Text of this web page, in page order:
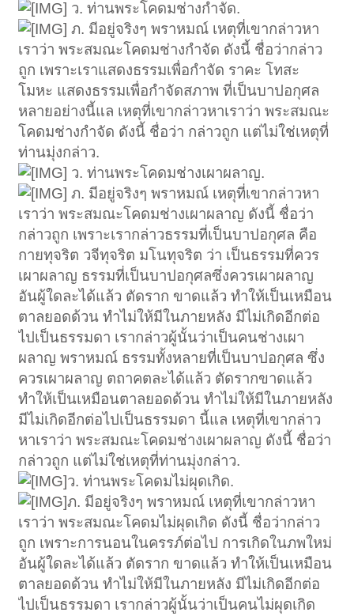
ว. ท่านพระโคดมช่างกำจัด.
ภ. มีอยู่จริงๆ พราหมณ์ เหตุที่เขากล่าวหา
เราว่า พระสมณะโคดมช่างกำจัด ดังนี้ ชื่อว่ากล่าว
ถูก เพราะเราแสดงธรรมเพื่อกำจัด ราคะ โทสะ
โมหะ แสดงธรรมเพื่อกำจัดสภาพ ที่เป็นบาปอกุศล
หลายอย่างนี้แล เหตุที่เขากล่าวหาเราว่า พระสมณะ
โคดมช่างกำจัด ดังนี้ ชื่อว่า กล่าวถูก แต่ไม่ใช่เหตุที่
ท่านมุ่งกล่าว.
ว. ท่านพระโคดมช่างเผาผลาญ.
ภ. มีอยู่จริงๆ พราหมณ์ เหตุที่เขากล่าวหา
เราว่า พระสมณะโคดมช่างเผาผลาญ ดังนี้ ชื่อว่า
กล่าวถูก เพราะเรากล่าวธรรมที่เป็นบาปอกุศล คือ
กายทุจริต วจีทุจริต มโนทุจริต ว่า เป็นธรรมที่ควร
เผาผลาญ ธรรมที่เป็นบาปอกุศลซึ่งควรเผาผลาญ
อันผู้ใดละได้แล้ว ตัดราก ขาดแล้ว ทำให้เป็นเหมือน
ตาลยอดด้วน ทำไม่ให้มีในภายหลัง มีไม่เกิดอีกต่อ
ไปเป็นธรรมดา เรากล่าวผู้นั้นว่าเป็นคนช่างเผา
ผลาญ พราหมณ์ ธรรมทั้งหลายที่เป็นบาปอกุศล ซึ่ง
ควรเผาผลาญ ตถาคตละได้แล้ว ตัดรากขาดแล้ว
ทำให้เป็นเหมือนตาลยอดด้วน ทำไม่ให้มีในภายหลัง
มีไม่เกิดอีกต่อไปเป็นธรรมดา นี้แล เหตุที่เขากล่าว
หาเราว่า พระสมณะโคดมช่างเผาผลาญ ดังนี้ ชื่อว่า
กล่าวถูก แต่ไม่ใช่เหตุที่ท่านมุ่งกล่าว.
ว. ท่านพระโคดมไม่ผุดเกิด.
ภ. มีอยู่จริงๆ พราหมณ์ เหตุที่เขากล่าวหา
เราว่า พระสมณะโคดมไม่ผุดเกิด ดังนี้ ชื่อว่ากล่าว
ถูก เพราะการนอนในครรภ์ต่อไป การเกิดในภพใหม่
อันผู้ใดละได้แล้ว ตัดราก ขาดแล้ว ทำให้เป็นเหมือน
ตาลยอดด้วน ทำไม่ให้มีในภายหลัง มีไม่เกิดอีกต่อ
ไปเป็นธรรมดา เรากล่าวผู้นั้นว่าเป็นคนไม่ผุดเกิด